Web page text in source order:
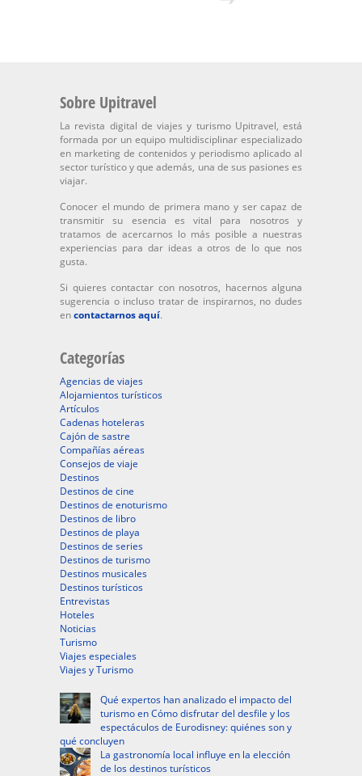
Sobre Upitravel
La revista digital de viajes y turismo Upitravel, está
formada por un equipo multidisciplinar especializado
en marketing de contenidos y periodismo aplicado al
sector turístico y que además, una de sus pasiones es
viajar.
Conocer el mundo de primera mano y ser capaz de
transmitir su esencia es vital para nosotros y
tratamos de acercarnos lo más posible a nuestras
experiencias para dar ideas a otros de lo que nos
gusta.
Si quieres contactar con nosotros, hacernos alguna
sugerencia o incluso tratar de inspirarnos, no dudes
encontactarnos aquí.
Categorías
Agencias de viajes
Alojamientos turísticos
Artículos
Cadenas hoteleras
Cajón de sastre
Compañías aéreas
Consejos de viaje
Destinos
Destinos de cine
Destinos de enoturismo
Destinos de libro
Destinos de playa
Destinos de series
Destinos de turismo
Destinos musicales
Destinos turísticos
Entrevistas
Hoteles
Noticias
Turismo
Viajes especiales
Viajes y Turismo
Qué expertos han analizado el impacto del
turismo en Cómo disfrutar del desfile y los
espectáculos de Eurodisney: quiénes son y
qué concluyen
La gastronomía local influye en la elección
de los destinos turísticos